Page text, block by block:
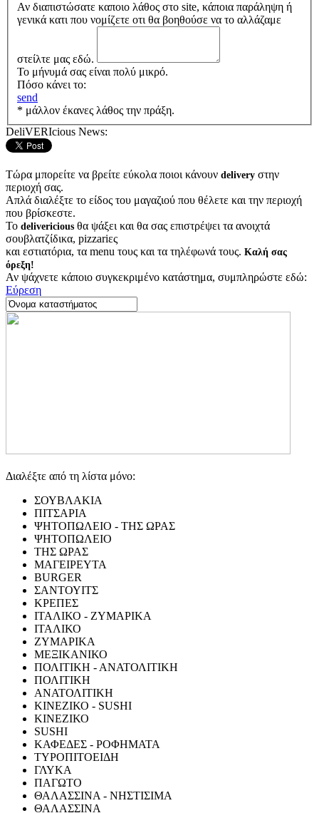
Αν διαπιστώσατε καποιο λάθος στο site, κάποια παράληψη ή
γενικά κατι που νομίζετε οτι θα βοηθούσε να το αλλάζαμε
στείλτε μας εδώ.
Το μήνυμά σας είναι πολύ μικρό.
Πόσο κάνει το:
send
* μάλλον έκανες λάθος την πράξη.
DeliVERIcious News:
Τώρα μπορείτε να βρείτε εύκολα ποιοι κάνουν delivery στην
περιοχή σας.
Απλά διαλέξτε το είδος του μαγαζιού που θέλετε και την περιοχή
που βρίσκεστε.
Το delivericious θα ψάξει και θα σας επιστρέψει τα ανοιχτά
σουβλατζίδικα, pizzariες
και εστιατόρια, τα menu τους και τα τηλέφωνά τους. Καλή σας
όρεξη!
Αν ψάχνετε κάποιο συγκεκριμένο κατάστημα, συμπληρώστε εδώ:
Εύρεση
Διαλέξτε από τη λίστα μόνο:
ΣΟΥΒΛΑΚΙΑ
ΠΙΤΣΑΡΙΑ
ΨΗΤΟΠΩΛΕΙΟ - ΤΗΣ ΩΡΑΣ
ΨΗΤΟΠΩΛΕΙΟ
ΤΗΣ ΩΡΑΣ
ΜΑΓΕΙΡΕΥΤΑ
BURGER
ΣΑΝΤΟΥΙΤΣ
ΚΡΕΠΕΣ
ΙΤΑΛΙΚΟ - ΖΥΜΑΡΙΚΑ
ΙΤΑΛΙΚΟ
ΖΥΜΑΡΙΚΑ
ΜΕΞΙΚΑΝΙΚΟ
ΠΟΛΙΤΙΚΗ - ΑΝΑΤΟΛΙΤΙΚΗ
ΠΟΛΙΤΙΚΗ
ΑΝΑΤΟΛΙΤΙΚΗ
ΚΙΝΕΖΙΚΟ - SUSHI
ΚΙΝΕΖΙΚΟ
SUSHI
ΚΑΦΕΔΕΣ - ΡΟΦΗΜΑΤΑ
ΤΥΡΟΠΙΤΟΕΙΔΗ
ΓΛΥΚΑ
ΠΑΓΩΤΟ
ΘΑΛΑΣΣΙΝΑ - ΝΗΣΤΙΣΙΜΑ
ΘΑΛΑΣΣΙΝΑ